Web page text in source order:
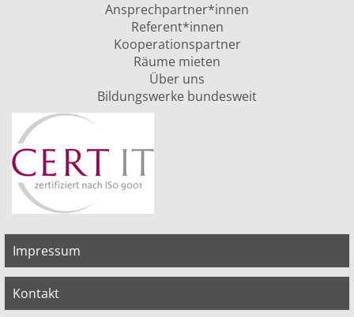
Ansprechpartner*innen
Referent*innen
Kooperationspartner
Räume mieten
Über uns
Bildungswerke bundesweit
Impressum
Kontakt